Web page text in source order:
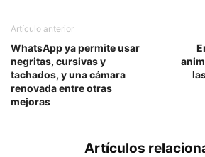
Artículo anterior
WhatsApp ya permite usar
negritas, cursivas y
tachados, y una cámara
renovada entre otras
mejoras
Artículos